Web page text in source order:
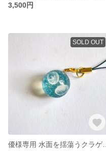
3,500円
SOLD OUT
優様専用 水面を揺蕩うクラゲ達🪼